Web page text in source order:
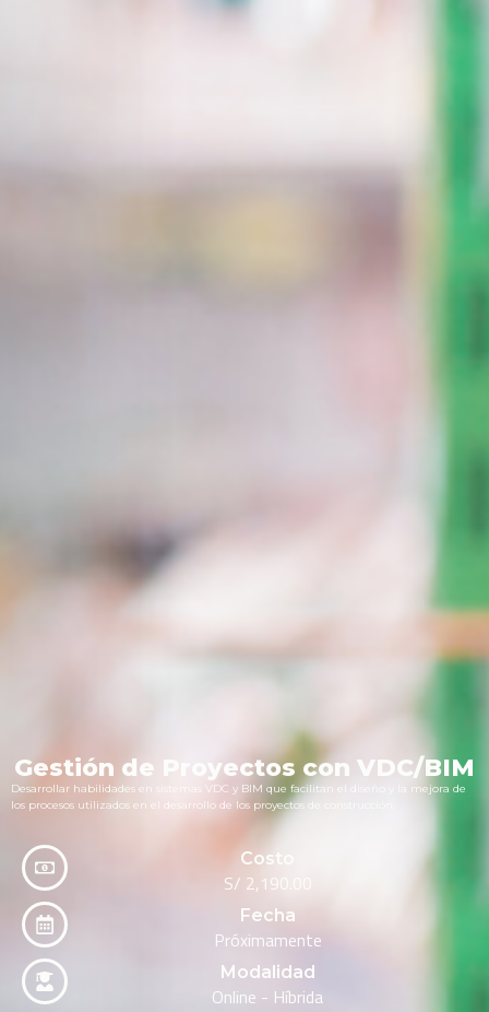
Gestión de Proyectos con VDC/BIM
Desarrollar habilidades en sistemas VDC y BIM que facilitan el diseño y la mejora de
los procesos utilizados en el desarrollo de los proyectos de construcción.
Costo
S/ 2,190.00
Fecha
Próximamente
Modalidad
Online - Híbrida